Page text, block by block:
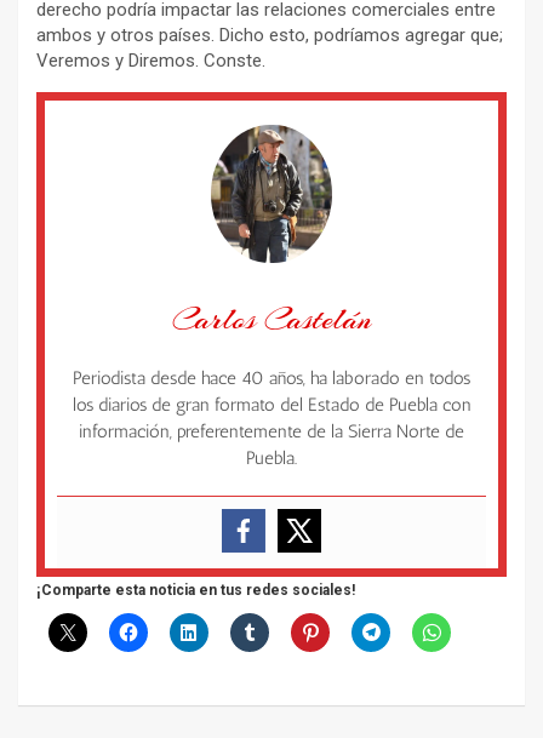
derecho podría impactar las relaciones comerciales entre
ambos y otros países. Dicho esto, podríamos agregar que;
Veremos y Diremos. Conste.
Carlos Castelán
Periodista desde hace 40 años, ha laborado en todos
los diarios de gran formato del Estado de Puebla con
información, preferentemente de la Sierra Norte de
Puebla.
¡Comparte esta noticia en tus redes sociales!